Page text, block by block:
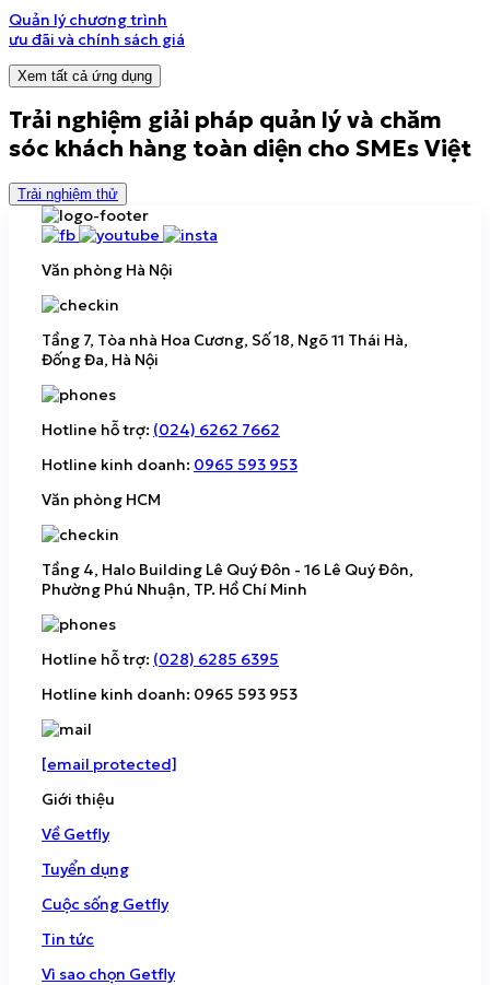
Quản lý chương trình
ưu đãi và chính sách giá
Xem tất cả ứng dụng
Trải nghiệm giải pháp quản lý và chăm
sóc khách hàng toàn diện cho SMEs Việt
Trải nghiệm thử
Văn phòng Hà Nội
Tầng 7, Tòa nhà Hoa Cương, Số 18, Ngõ 11 Thái Hà,
Đống Đa, Hà Nội
Hotline hỗ trợ: (024) 6262 7662
Hotline kinh doanh: 0965 593 953
Văn phòng HCM
Tầng 4, Halo Building Lê Quý Đôn - 16 Lê Quý Đôn,
Phường Phú Nhuận, TP. Hồ Chí Minh
Hotline hỗ trợ: (028) 6285 6395
Hotline kinh doanh: 0965 593 953
[email protected]
Giới thiệu
Về Getfly
Tuyển dụng
Cuộc sống Getfly
Tin tức
Vì sao chọn Getfly